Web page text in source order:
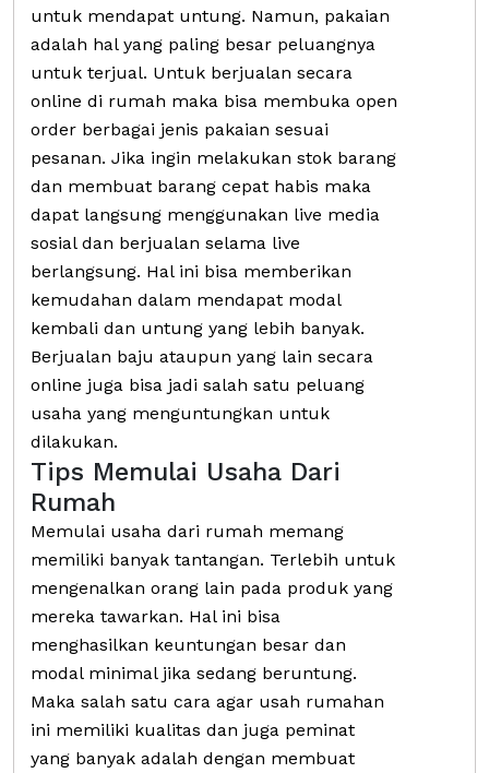
untuk mendapat untung. Namun, pakaian
adalah hal yang paling besar peluangnya
untuk terjual. Untuk berjualan secara
online di rumah maka bisa membuka open
order berbagai jenis pakaian sesuai
pesanan. Jika ingin melakukan stok barang
dan membuat barang cepat habis maka
dapat langsung menggunakan live media
sosial dan berjualan selama live
berlangsung. Hal ini bisa memberikan
kemudahan dalam mendapat modal
kembali dan untung yang lebih banyak.
Berjualan baju ataupun yang lain secara
online juga bisa jadi salah satu peluang
usaha yang menguntungkan untuk
dilakukan.
Tips Memulai Usaha Dari
Rumah
Memulai usaha dari rumah memang
memiliki banyak tantangan. Terlebih untuk
mengenalkan orang lain pada produk yang
mereka tawarkan. Hal ini bisa
menghasilkan keuntungan besar dan
modal minimal jika sedang beruntung.
Maka salah satu cara agar usah rumahan
ini memiliki kualitas dan juga peminat
yang banyak adalah dengan membuat